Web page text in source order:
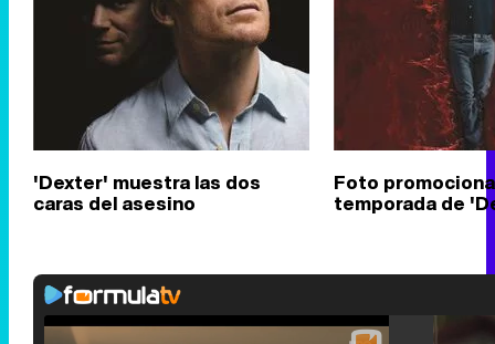
'Dexter' muestra las dos
caras del asesino
Foto
temporada de